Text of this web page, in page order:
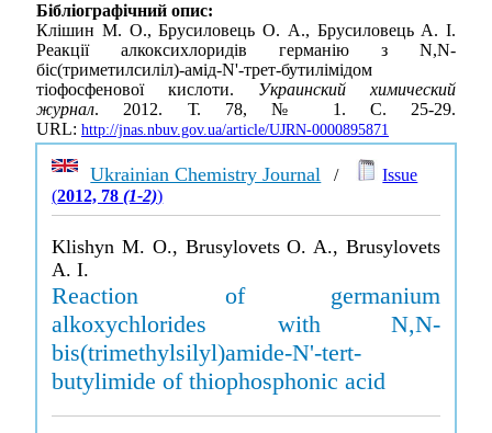
Бібліографічний опис:
Клішин М. О., Брусиловець О. А., Брусиловець А. І.
Реакції алкоксихлоридів германію з N,N-
біс(триметилсиліл)-амід-N'-трет-бутилімідом
тіофосфенової кислоти. Украинский химический
журнал. 2012. Т. 78, № 1. С. 25-29.
URL: http://jnas.nbuv.gov.ua/article/UJRN-0000895871
Ukrainian Chemistry Journal /
Issue
(2012, 78(1-2))
Klishyn M. O., Brusylovets O. A., Brusylovets
A. I.
Reaction of germanium
alkoxychlorides with N,N-
bis(trimethylsilyl)amide-N'-tert-
butylimide of thiophosphonic acid